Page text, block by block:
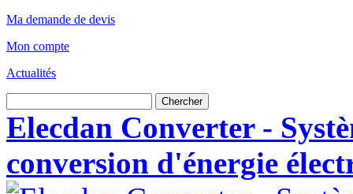
Ma demande de devis
Mon compte
Actualités
Chercher
Elecdan Converter -
conversion d'énergie